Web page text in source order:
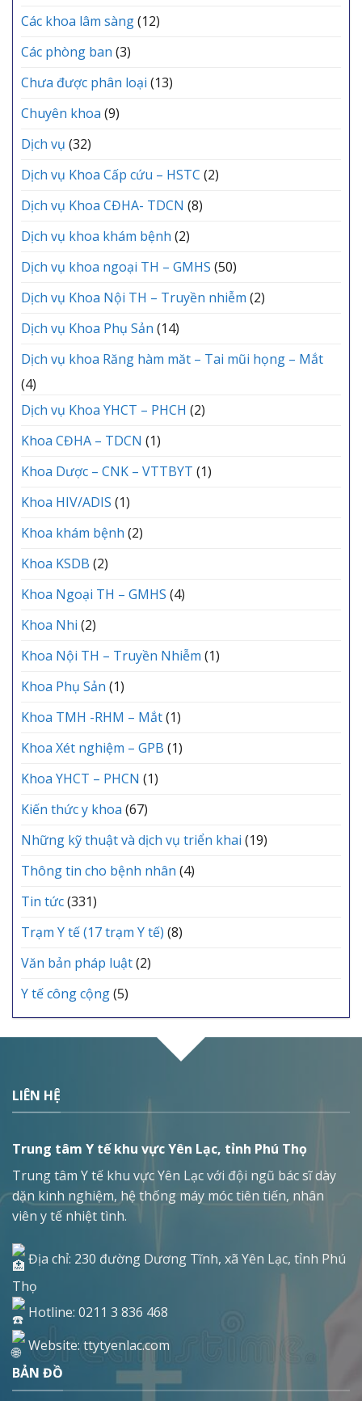
Các khoa lâm sàng(12)
Các phòng ban (3)
Chưa được phân loại (13)
Chuyên khoa (9)
Dịch vụ (32)
Dịch vụ Khoa Cấp cứu – HSTC (2)
Dịch vụ Khoa CĐHA- TDCN (8)
Dịch vụ khoa khám bệnh (2)
Dịch vụ khoa ngoại TH – GMHS (50)
Dịch vụ Khoa Nội TH – Truyền nhiễm (2)
Dịch vụ Khoa Phụ Sản (14)
Dịch vụ khoa Răng hàm măt – Tai mũi họng – Mắt
(4)
Dịch vụ Khoa YHCT – PHCH (2)
Khoa CĐHA – TDCN (1)
Khoa Dược – CNK – VTTBYT (1)
Khoa HIV/ADIS (1)
Khoa khám bệnh (2)
Khoa KSDB (2)
Khoa Ngoại TH – GMHS (4)
Khoa Nhi (2)
Khoa Nội TH – Truyền Nhiễm (1)
Khoa Phụ Sản (1)
Khoa TMH -RHM – Mắt(1)
Khoa Xét nghiệm – GPB (1)
Khoa YHCT – PHCN (1)
Kiến thức y khoa (67)
Những kỹ thuật và dịch vụ triển khai (19)
Thông tin cho bệnh nhân (4)
Tin tức(331)
Trạm Y tế (17 trạm Y tế) (8)
Văn bản pháp luật(2)
Y tế công cộng(5)
LIÊN HỆ
Trung tâm Y tế khu vực Yên Lạc, tỉnh Phú Thọ
Trung tâm Y tế khu vực Yên Lạc với đội ngũ bác sĩ dày
dặn kinh nghiệm, hệ thống máy móc tiên tiến, nhân
viên y tế nhiệt tình.
Địa chỉ: 230 đường Dương Tĩnh, xã Yên Lạc, tỉnh Phú
Thọ
Hotline: 0211 3 836 468
Website: ttytyenlac.com
BẢN ĐỒ